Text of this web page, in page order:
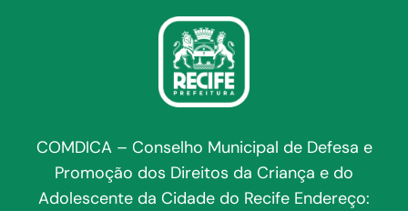
COMDICA – Conselho Municipal de Defesa e
Promoção dos Direitos da Criança e do
Adolescente da Cidade do Recife Endereço: